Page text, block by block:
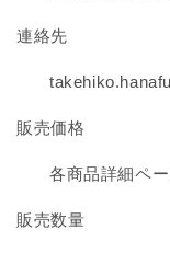
連絡先
販売価格
各商品詳細ペ
販売数量